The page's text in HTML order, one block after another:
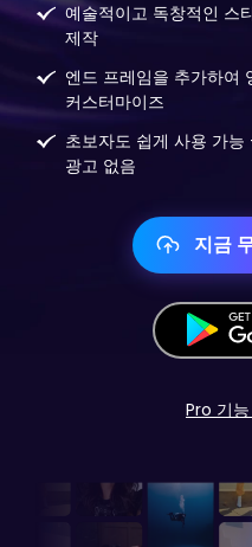
예술적이고 독창적인 스
제작
엔드 프레임을 추가하여
커스터마이즈
초보자도 쉽게 사용 가
광고 없음
지금
Pro 기